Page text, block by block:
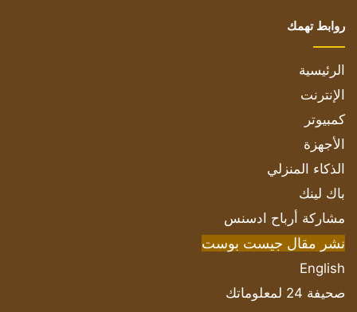
روابط تهمك
الرئيسية
الإنترنت
كمبيوتر
الأجهزة
الذكاء المنزلي
باك لينك
مشاركة أرباح ادسنس
نشر مقال جيست بوست
English
صحيفة 24 لمعلوماتك